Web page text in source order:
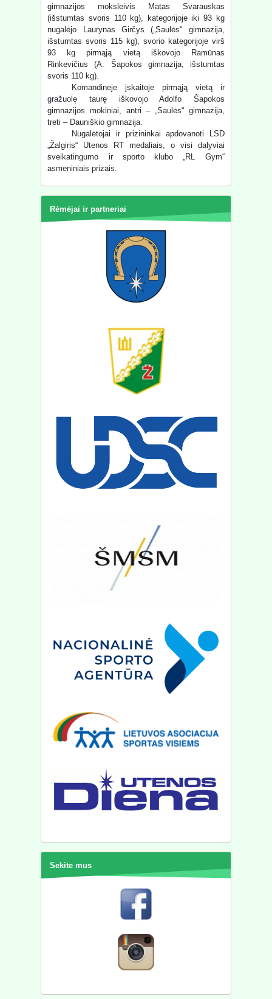
gimnazijos moksleivis Matas Svarauskas
(išstumtas svoris 110 kg), kategorijoje iki 93 kg
nugalėjo Laurynas Girčys („Saulės“ gimnazija,
išstumtas svoris 115 kg), svorio kategorijoje virš
93 kg pirmąją vietą iškovojo Ramūnas
Rinkevičius (A. Šapokos gimnazija, išstumtas
svoris 110 kg).
Komandinėje įskaitoje pirmąją vietą ir
gražuolę taurę iškovojo Adolfo Šapokos
gimnazijos mokiniai, antri – „Saulės“ gimnazija,
treti – Dauniškio gimnazija.
Nugalėtojai ir prizininkai apdovanoti LSD
„Žalgiris“ Utenos RT medaliais, o visi dalyviai
sveikatingumo ir sporto klubo „RL Gym“
asmeniniais prizais.
Rėmėjai ir partneriai
Sekite mus